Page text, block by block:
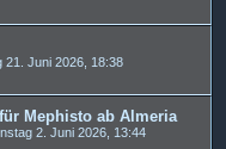
21. Juni 2026, 18:38
Mephisto ab Almeria
2. Juni 2026, 13:44